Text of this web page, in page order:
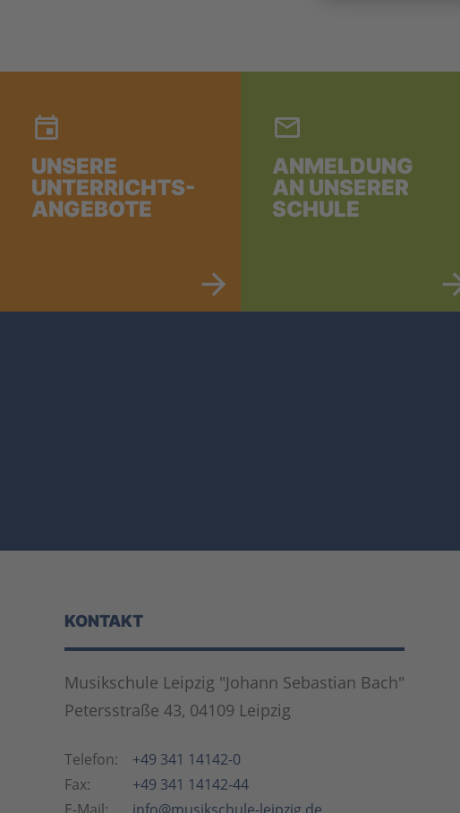
UNSERE
UNTERRICHTS-
ANGEBOTE
ANMELDUNG
AN UNSERER
SCHULE
KONTAKT
Musikschule Leipzig "Johann Sebastian Bach"
Petersstraße 43, 04109 Leipzig
Telefon:
+49 341 14142-0
Fax:
+49 341 14142-44